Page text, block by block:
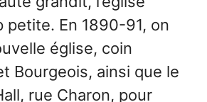
petite. En 1890-91, on
église, coin
Bourgeois, ainsi que le
rue Charon, pour